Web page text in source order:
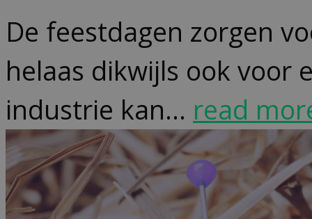
De feestdagen zorgen
helaas dikwijls ook voor
industrie kan... read